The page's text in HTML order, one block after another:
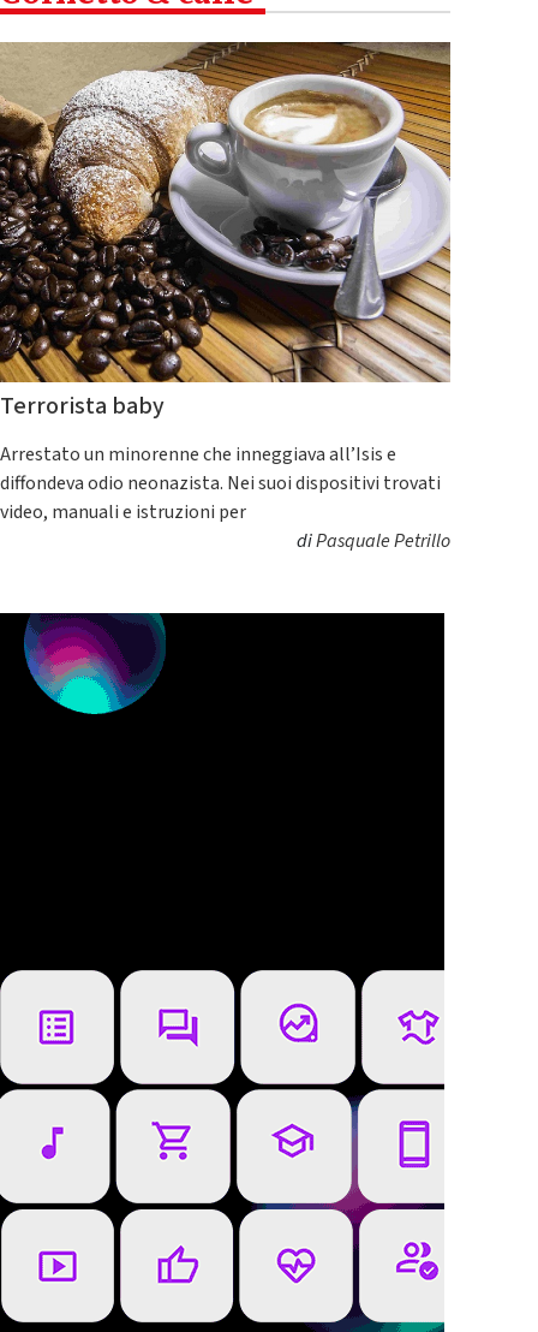
Terrorista baby
Arrestato un minorenne che inneggiava all’Isis e
diffondeva odio neonazista. Nei suoi dispositivi trovati
video, manuali e istruzioni per
diPasquale Petrillo